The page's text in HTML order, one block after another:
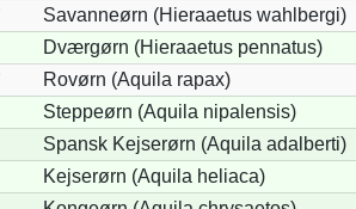
Savanneørn (Hieraaetus wahlbergi)
Dværgørn (Hieraaetus pennatus)
Rovørn (Aquila rapax)
Steppeørn (Aquila nipalensis)
Spansk Kejserørn (Aquila adalberti)
Kejserørn (Aquila heliaca)